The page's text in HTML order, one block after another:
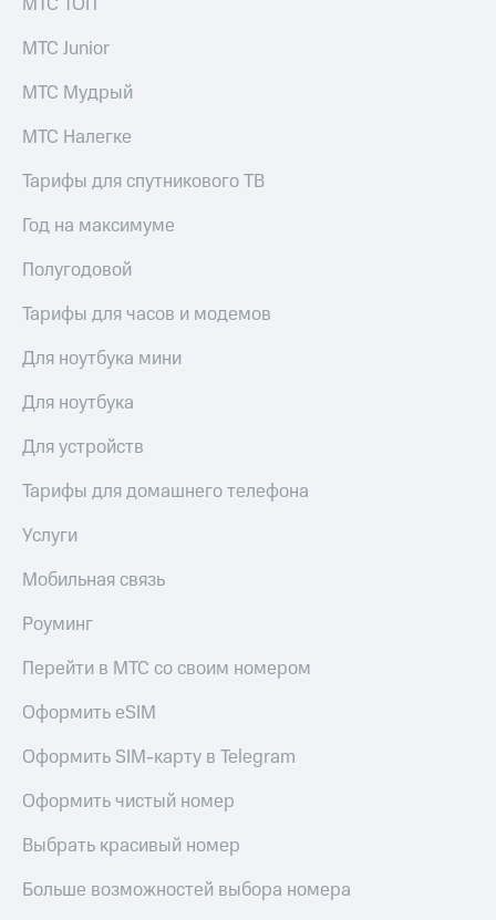
Строки
Live
Гудок
МТС
Все
Финансы
доход
Страхование
Покупка
онлайн
Скидка 30%
С картой
МТС
деньги
доход 15%
и
номер
МТС
МТС
Накопления
деньги
доход 15%
Условия
30%
RED,
и МТС Супер
при оплате
с карты
Обзоры
товаров
до 40%
на смартфоны
при
покупке
со связью
МТС Junior
МТС Мудрый
МТС Налегке
Тарифы для спутникового ТВ
Год на максимуме
Полугодовой
Тарифы для часов и модемов
Для ноутбука мини
Для ноутбука
Для устройств
Тарифы для домашнего телефона
Услуги
Мобильная связь
Роуминг
Перейти в МТС со своим номером
Оформить eSIM
Оформить SIM-карту в Telegram
Оформить чистый номер
Выбрать красивый номер
Больше возможностей выбора номера